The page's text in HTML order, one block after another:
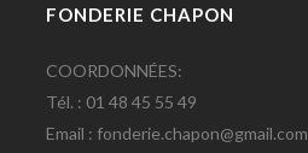
FONDERIE CHAPON
COORDONNÉES:
Tél. : 01 48 45 55 49
Email : fonderie.chapon@gmail.com